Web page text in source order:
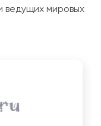
ведущих мировых